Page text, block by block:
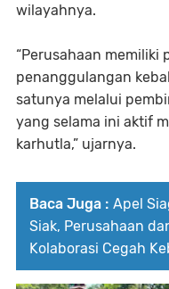
wilayahnya.
“Perusahaan memiliki
penanggulangan
satunya melalui
yang selama ini aktif
karhutla,” ujarnya.
Baca Juga : Apel
Siak, Perusahaan
Kolaborasi Cegah